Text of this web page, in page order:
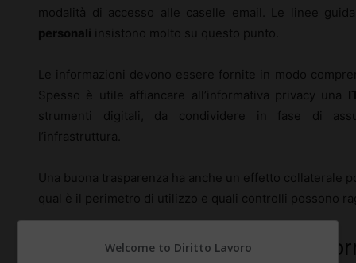
modalità di accesso alle caselle email. Le linee
personali insistono molto su questo punto.
Le informazioni devono essere fornite in modo
Spesso è utile affiancare all’informativa privacy una
strumenti digitali, da condividere in fase di
l’infrastruttura.
Una buona trasparenza ha anche un effetto collaterale
qual è il perimetro di utilizzo e quali controlli possono
Controlli difensivi, sicurezza
Welcome to Diritto Lavoro